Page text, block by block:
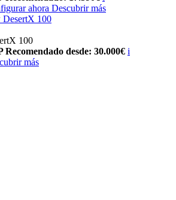
ahora Descubrir más
DesertX 100
100
Recomendado desde: 30.000€ i
más